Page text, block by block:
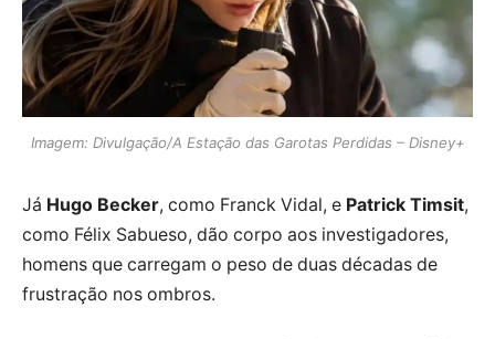
Imagem: Divulgação/A Estação das Garotas Perdidas – Disney+
Já Hugo Becker, como Franck Vidal, e Patrick Timsit,
como Félix Sabueso, dão corpo aos investigadores,
homens que carregam o peso de duas décadas de
frustração nos ombros.